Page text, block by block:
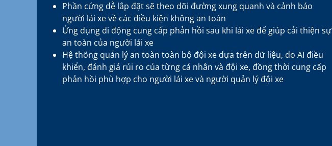
Phần cứng dễ lắp đặt sẽ theo dõi đường xung quanh và cảnh báo
người lái xe về các điều kiện không an toàn
Ứng dụng di động cung cấp phản hồi sau khi lái xe để giúp cải thiện sự
an toàn của người lái xe
Hệ thống quản lý an toàn toàn bộ đội xe dựa trên dữ liệu, do AI điều
khiển, đánh giá rủi ro của từng cá nhân và đội xe, đồng thời cung cấp
phản hồi phù hợp cho người lái xe và người quản lý đội xe